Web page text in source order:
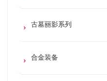
古墓丽影系列
合金装备